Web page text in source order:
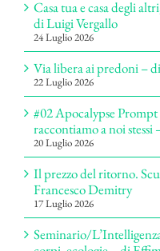
Casa tua e casa degli
di Luigi Vergallo
24 Luglio 2026
Via libera ai predoni –
22 Luglio 2026
#02 Apocalypse
raccontiamo a noi stessi
20 Luglio 2026
Il prezzo del ritorno.
Francesco Demitry
17 Luglio 2026
Seminario/